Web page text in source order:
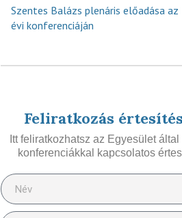
Szentes Balázs plenáris előadása az
évi konferenciáján
Feliratkozás
Itt feliratkozhatsz az Egyesület
konferenciákkal kapcsolatos